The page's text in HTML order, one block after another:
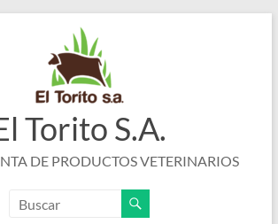
Torito S.A.
DE PRODUCTOS VETERINARIOS